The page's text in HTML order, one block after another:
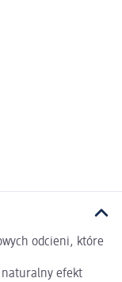
odcieni, które
naturalny efekt